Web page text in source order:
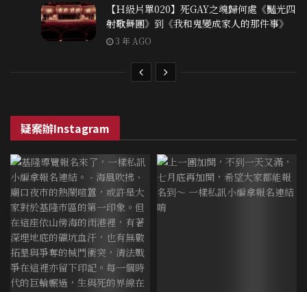
【Ｈ級片單020】死GAY之魂歸何處《豔光四
射歌舞團》到《我和鬼變成家人的那件事》
3 年 AGO
疑案辦Instagram